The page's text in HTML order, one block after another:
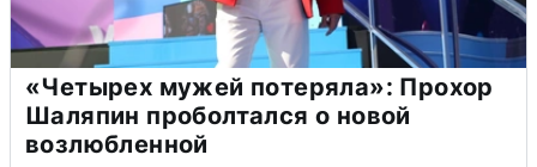
«Четырех мужей потеряла»: Прохор
Шаляпин проболтался о новой
возлюбленной